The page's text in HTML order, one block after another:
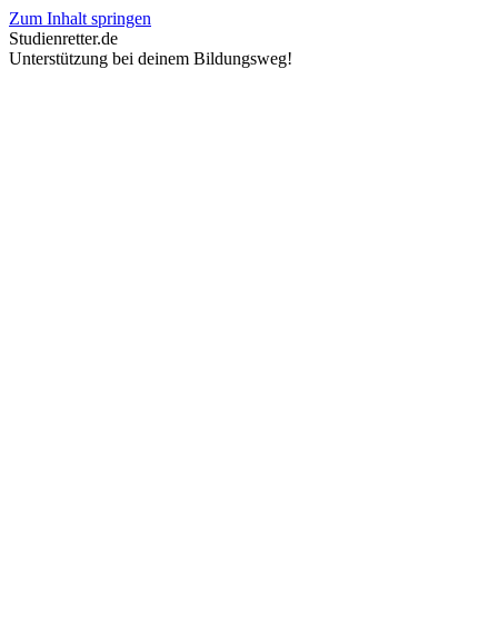
Zum Inhalt springen
Studienretter.de
Unterstützung bei deinem Bildungsweg!